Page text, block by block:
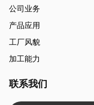
公司业务
产品应用
工厂风貌
加工能力
联系我们